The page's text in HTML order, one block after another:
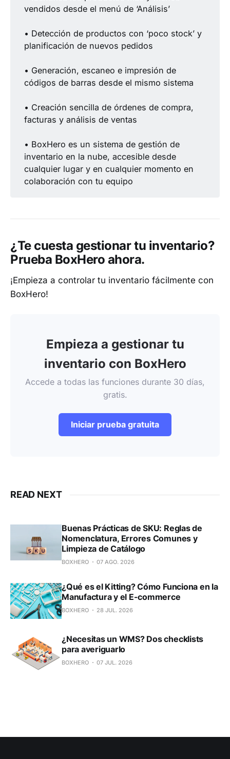
vendidos desde el menú de ‘Análisis’
• Detección de productos con ‘poco stock’ y
planificación de nuevos pedidos
• Generación, escaneo e impresión de
códigos de barras desde el mismo sistema
• Creación sencilla de órdenes de compra,
facturas y análisis de ventas
• BoxHero es un sistema de gestión de
inventario en la nube, accesible desde
cualquier lugar y en cualquier momento en
colaboración con tu equipo
¿Te cuesta gestionar tu inventario?
Prueba BoxHero ahora.
¡Empieza a controlar tu inventario fácilmente con
BoxHero!
Empieza a gestionar tu
inventario con BoxHero
Accede a todas las funciones durante 30 días,
gratis.
Iniciar prueba gratuita
READ NEXT
Buenas Prácticas de SKU: Reglas de
Nomenclatura, Errores Comunes y
Limpieza de Catálogo
BOXHERO 07 AGO. 2026
¿Qué es el Kitting? Cómo Funciona en la
Manufactura y el E-commerce
BOXHERO 28 JUL. 2026
¿Necesitas un WMS? Dos checklists
para averiguarlo
BOXHERO 07 JUL. 2026